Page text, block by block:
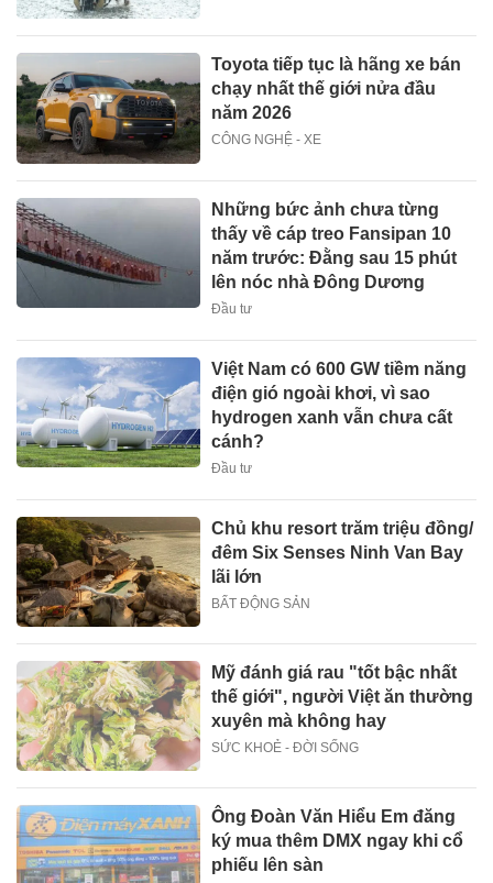
Toyota tiếp tục là hãng xe bán
chạy nhất thế giới nửa đầu
năm 2026
CÔNG NGHỆ - XE
Những bức ảnh chưa từng
thấy về cáp treo Fansipan 10
năm trước: Đằng sau 15 phút
lên nóc nhà Đông Dương
Đầu tư
Việt Nam có 600 GW tiềm năng
điện gió ngoài khơi, vì sao
hydrogen xanh vẫn chưa cất
cánh?
Đầu tư
Chủ khu resort trăm triệu đồng/
đêm Six Senses Ninh Van Bay
lãi lớn
BẤT ĐỘNG SẢN
Mỹ đánh giá rau "tốt bậc nhất
thế giới", người Việt ăn thường
xuyên mà không hay
SỨC KHOẺ - ĐỜI SỐNG
Ông Đoàn Văn Hiểu Em đăng
ký mua thêm DMX ngay khi cổ
phiếu lên sàn